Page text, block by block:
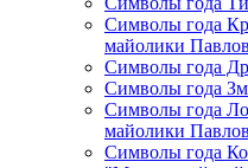
Символы года
майолики
Символы года
Символы года
Символы года
майолики
Символы года